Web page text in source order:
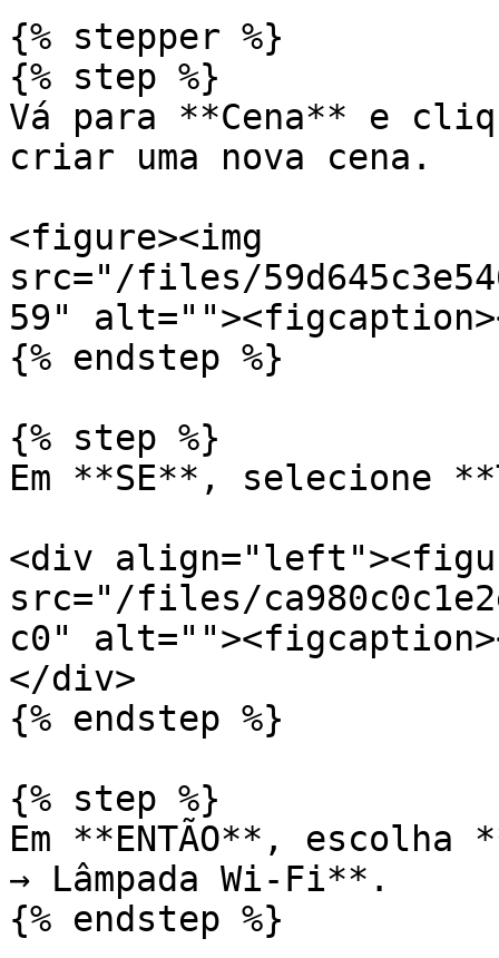
{% stepper %}
{% step %}
Vá para **Cena** e
criar uma nova cena.
<figure><img
src="/files/
59"
{% endstep %}
{% step %}
Em **SE**, selecione
<div
src="/files/
c0"
</div>
{% endstep %}
{% step %}
Em **ENTÃO**,
→ Lâmpada Wi-Fi**.
{% endstep %}